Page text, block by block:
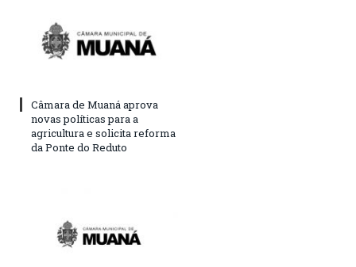
Câmara de Muaná aprova
novas políticas para a
agricultura e solicita reforma
da Ponte do Reduto